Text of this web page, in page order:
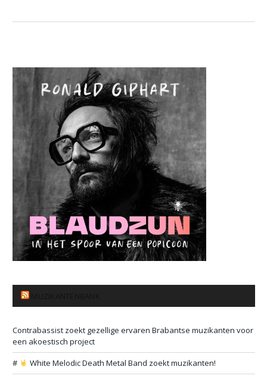
Contrabassist zoekt gezellige ervaren Brabantse muzikanten voor
een akoestisch project
#
White Melodic Death Metal Band zoekt muzikanten!